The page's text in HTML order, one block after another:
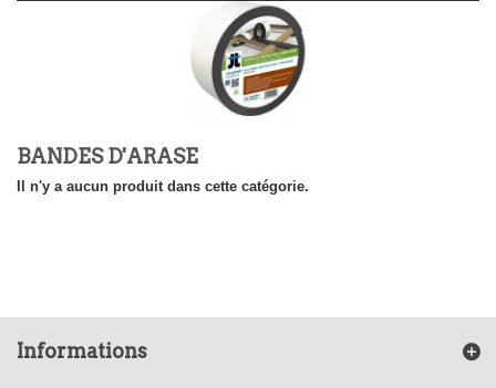
BANDES D'ARASE
Il n'y a aucun produit dans cette catégorie.
Informations